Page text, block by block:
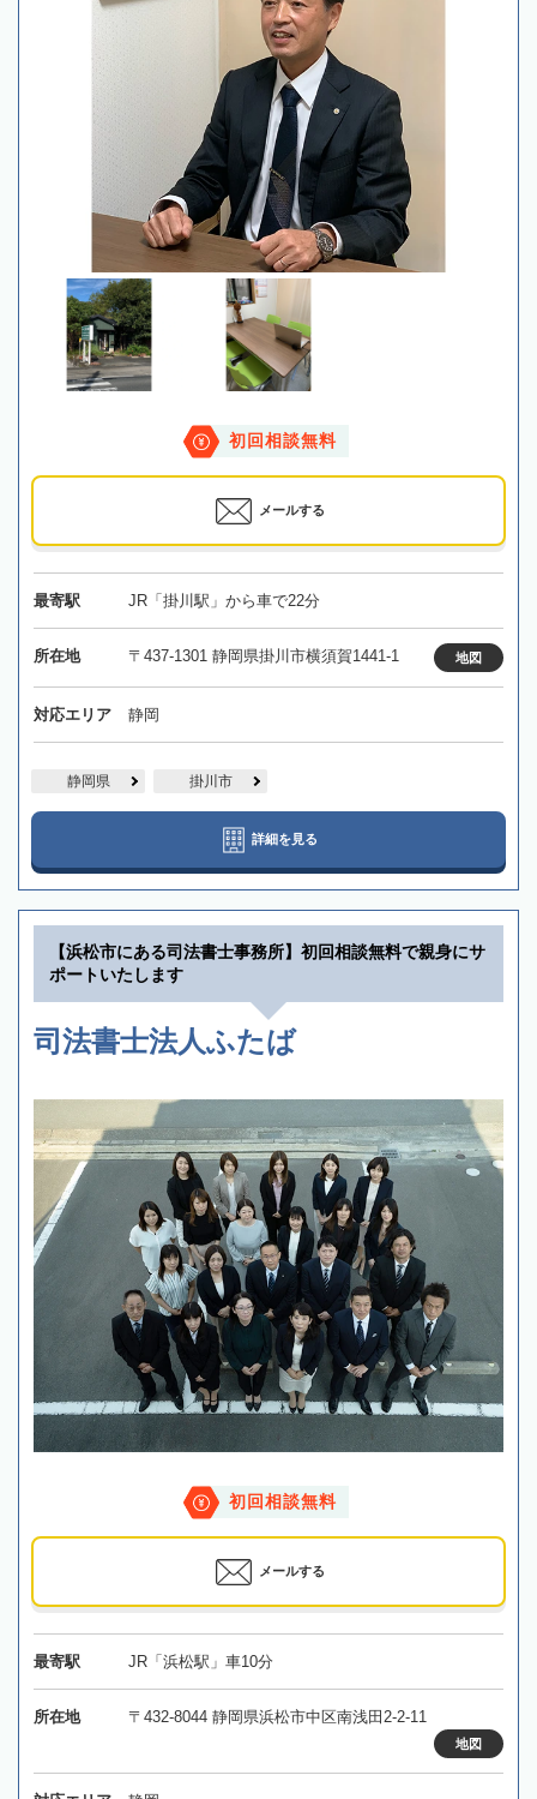
初回相談無料
メールする
最寄駅 JR「掛川駅」から車で22分
所在地 〒437-1301 静岡県掛川市横須賀1441-1 地図
対応エリア 静岡
静岡県 掛川市
詳細を見る
【浜松市にある司法書士事務所】初回相談無料で親身にサ
ポートいたします
司法書士法人ふたば
初回相談無料
メールする
最寄駅 JR「浜松駅」車10分
所在地 〒432-8044 静岡県浜松市中区南浅田2-2-11
地図